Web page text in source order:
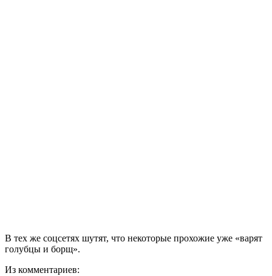
В тех же соцсетях шутят, что некоторые прохожие уже «варят
голубцы и борщ».
Из комментариев: